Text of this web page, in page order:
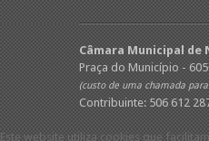
Câmara Municipal de
Praça do Município -
(custo de uma chamada
Contribuinte: 506 612
Este website utiliza cookies que